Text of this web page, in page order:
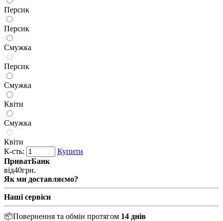
Персик
Персик
Смужка
Персик
Смужка
Квіти
Смужка
Квіти
К-сть:
Купити
ПриватБанк
від40грн.
Як ми доставляємо?
Наші сервіси
📦Повернення та обмін протягом 14 днів